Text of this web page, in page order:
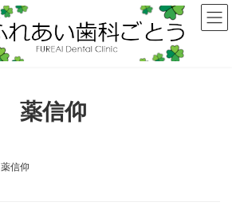
薬信仰
薬信仰